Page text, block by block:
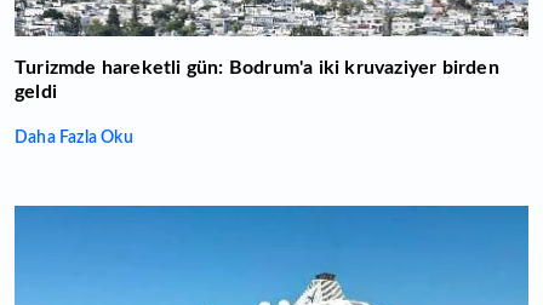
Turizmde hareketli gün: Bodrum'a iki kruvaziyer birden
geldi
Daha Fazla Oku